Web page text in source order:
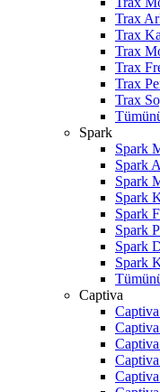
Trax
Trax
Trax
Trax
Trax
Trax
Spark
Spark
Spark
Spark
Spark
Spark
Spark
Spark
Spark
Captiva